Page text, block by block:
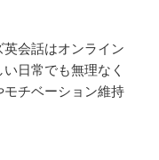
会話はオンライン
日常でも無理なく
チベーション維持